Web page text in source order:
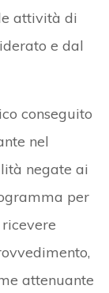
attività di
e dal
conseguito
nel
negate ai
per
attenuante